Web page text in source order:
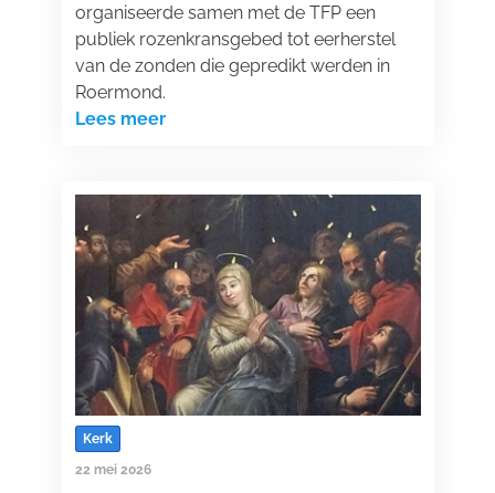
organiseerde samen met de TFP een
publiek rozenkransgebed tot eerherstel
van de zonden die gepredikt werden in
Roermond.
Lees meer
Kerk
22 mei 2026